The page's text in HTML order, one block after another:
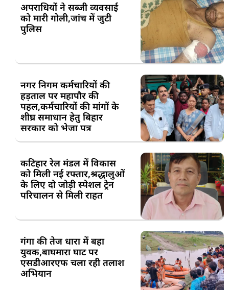
अपराधियों ने सब्जी व्यवसाई
को मारी गोली,जांच में जुटी
पुलिस
नगर निगम कर्मचारियों की
हड़ताल पर महापौर की
पहल,कर्मचारियों की मांगों के
शीघ्र समाधान हेतु बिहार
सरकार को भेजा पत्र
कटिहार रेल मंडल में विकास
को मिली नई रफ्तार,श्रद्धालुओं
के लिए दो जोड़ी स्पेशल ट्रेन
परिचालन से मिली राहत
गंगा की तेज धारा में बहा
युवक,बाघमारा घाट पर
एसडीआरएफ चला रही तलाश
अभियान